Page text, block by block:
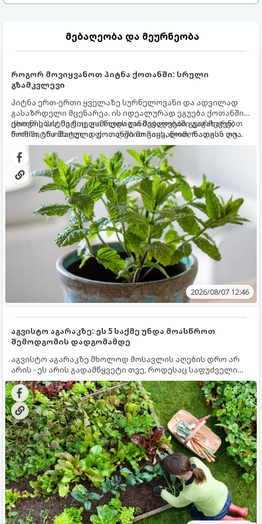
მებაღეობა და მეურნეობა
როგორ მოვიყვანოთ პიტნა ქოთანში: სრული
გზამკვლევი
პიტნა ერთ-ერთი ყველაზე სურნელოვანი და ადვილად
გასაზრდელი მცენარეა. ის იდეალურად ეგუება ქოთანში
ცხოვრებას, მეტიც, გამოცდილი მებაღეები გვირჩევენ,
რომ პიტნა მხოლოდ ქოთანში მოვიყვანოთ, რადგან ღია
გრუნტში (ბაღში) დარგვისას ის ფესვებით ძალიან
სწრაფად ვრცელდება და სხვა მცენარეებს ავიწროებს.
ქოთნის პიტნა მთელი წლის განმავლობაში გაგახარებთ
ნორჩი, არომატული ფოთლებით ჩაის, ლიმონათისა თუ
კერძებისთვის.
2026/08/07 12:46
აგვისტო აგარაკზე: ეს 5 საქმე უნდა მოასწროთ
შემოდგომის დადგომამდე
აგვისტო აგარაკზე მხოლოდ მოსავლის აღების დრო არ
არის - ეს არის გადამწყვეტი თვე, როდესაც საფუძველი
ეყრება მომავალი წლის მოსავალს და ბაღი მზადდება
შემოდგომა-ზამთრის სეზონისთვის. იმისათვის, რომ
ნიადაგმა ენერგია აღიდგინოს, ხოლო მცენარეებმა
ზამთარს გაუძლონ, აგვისტოს ბოლომდე 5
მნიშვნელოვანი საქმის გაკეთება უნდა მოასწროთ: